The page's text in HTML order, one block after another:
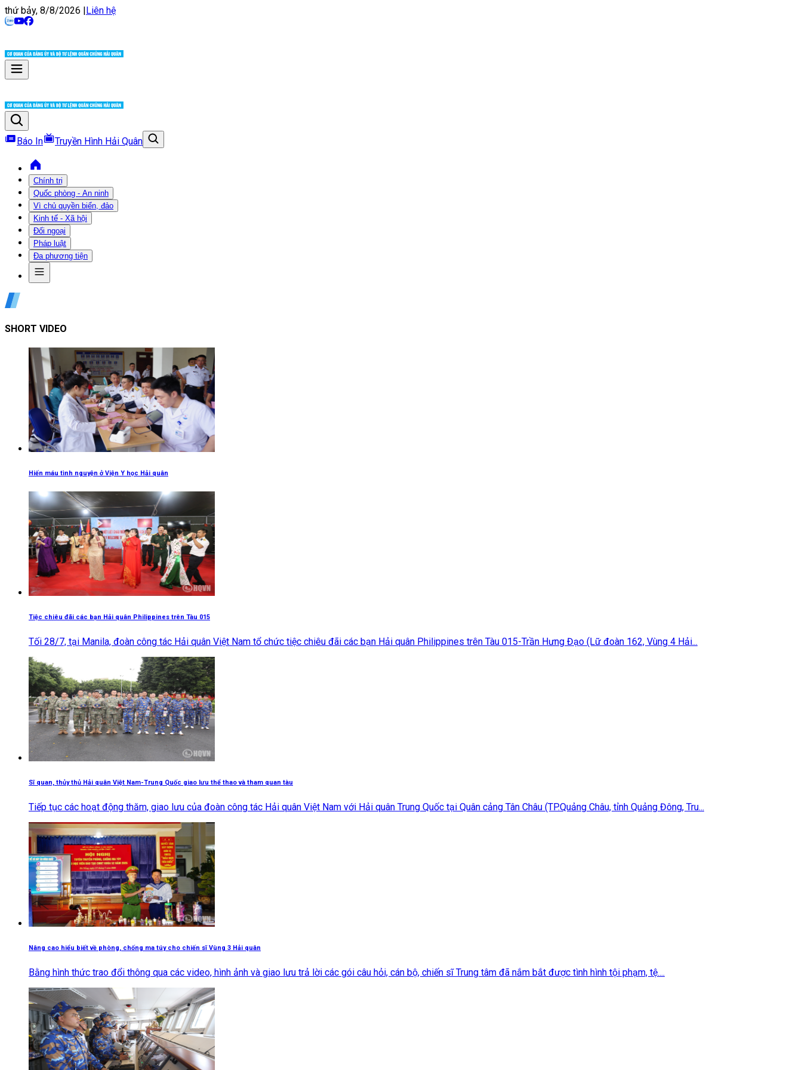
thứ bảy, 8/8/2026 |Liên hệ
Báo In Truyền Hình Hải Quân
Chính trị
Quốc phòng - An ninh
Vì chủ quyền biển, đảo
Kinh tế - Xã hội
Đối ngoại
Pháp luật
Đa phương tiện
SHORT VIDEO
Hiến máu tình nguyện ở Viện Y học Hải quân
Tiệc chiêu đãi các bạn Hải quân Philippines trên Tàu 015
Tối 28/7, tại Manila, đoàn công tác Hải quân Việt Nam tổ chức tiệc chiêu đãi các bạn Hải quân Philippines trên Tàu 015-Trần Hưng Đạo (Lữ đoàn 162, Vùng 4 Hải...
Sĩ quan, thủy thủ Hải quân Việt Nam-Trung Quốc giao lưu thể thao và tham quan tàu
Tiếp tục các hoạt động thăm, giao lưu của đoàn công tác Hải quân Việt Nam với Hải quân Trung Quốc tại Quân cảng Tân Châu (TP.Quảng Châu, tỉnh Quảng Đông, Tru...
Nâng cao hiểu biết về phòng, chống ma túy cho chiến sĩ Vùng 3 Hải quân
Bằng hình thức trao đổi thông qua các video, hình ảnh và giao lưu trả lời các gói câu hỏi, cán bộ, chiến sĩ Trung tâm đã nắm bắt được tình hình tội phạm, tệ....